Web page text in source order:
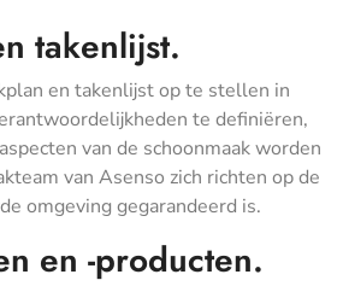
takenlijst.
en takenlijst op te stellen in
te definiëren,
van de schoonmaak worden
van Asenso zich richten op de
omgeving gegarandeerd is.
en -producten.